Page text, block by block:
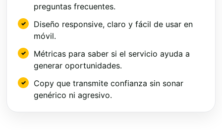
preguntas frecuentes.
Diseño responsive, claro y fácil de usar en
móvil.
Métricas para saber si el servicio ayuda a
generar oportunidades.
Copy que transmite confianza sin sonar
genérico ni agresivo.